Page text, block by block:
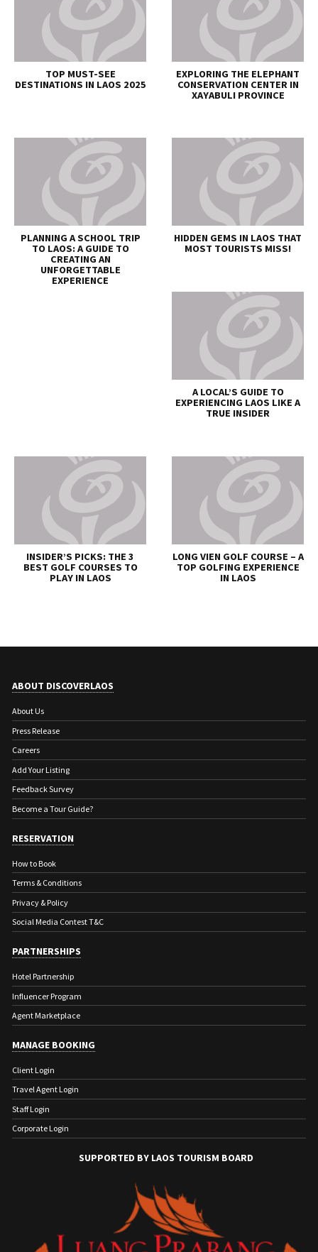
TOP MUST-SEE
DESTINATIONS IN LAOS 2025
EXPLORING THE ELEPHANT
CONSERVATION CENTER IN
XAYABULI PROVINCE
PLANNING A SCHOOL TRIP
TO LAOS: A GUIDE TO
CREATING AN
UNFORGETTABLE
EXPERIENCE
HIDDEN GEMS IN LAOS THAT
MOST TOURISTS MISS!
A LOCAL’S GUIDE TO
EXPERIENCING LAOS LIKE A
TRUE INSIDER
INSIDER’S PICKS: THE 3
BEST GOLF COURSES TO
PLAY IN LAOS
LONG VIEN GOLF COURSE – A
TOP GOLFING EXPERIENCE
IN LAOS
ABOUT DISCOVERLAOS
About Us
Press Release
Careers
Add Your Listing
Feedback Survey
Become a Tour Guide?
RESERVATION
How to Book
Terms & Conditions
Privacy & Policy
Social Media Contest T&C
PARTNERSHIPS
Hotel Partnership
Influencer Program
Agent Marketplace
MANAGE BOOKING
Client Login
Travel Agent Login
Staff Login
Corporate Login
SUPPORTED BY LAOS TOURISM BOARD